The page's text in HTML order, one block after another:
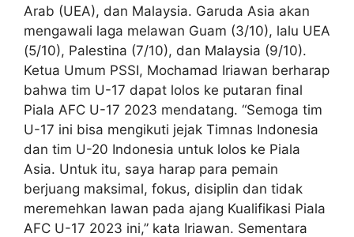
Arab (UEA), dan Malaysia. Garuda Asia akan
mengawali laga melawan Guam (3/10), lalu UEA
(5/10), Palestina (7/10), dan Malaysia (9/10).
Ketua Umum PSSI, Mochamad Iriawan berharap
bahwa tim U-17 dapat lolos ke putaran final
Piala AFC U-17 2023 mendatang. “Semoga tim
U-17 ini bisa mengikuti jejak Timnas Indonesia
dan tim U-20 Indonesia untuk lolos ke Piala
Asia. Untuk itu, saya harap para pemain
berjuang maksimal, fokus, disiplin dan tidak
meremehkan lawan pada ajang Kualifikasi Piala
AFC U-17 2023 ini,” kata Iriawan. Sementara